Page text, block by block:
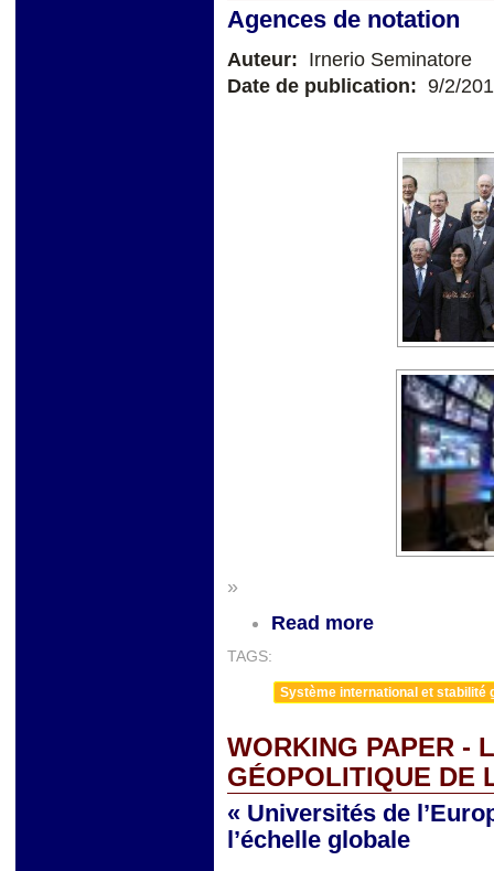
Agences de notation
Auteur: Irnerio Seminatore
Date de publication: 9/2/
»
Read more
TAGS:
Système international et stabilité
WORKING PAPER -
GÉOPOLITIQUE DE
« Universités de
l’échelle globale